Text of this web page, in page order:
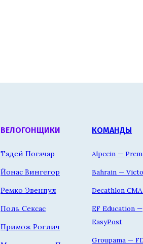
ВЕЛОГОНЩИКИ
Тадей Погачар
Йонас Вингегор
Ремко Эвенпул
Поль Сексас
Примож Роглич
КОМАНДЫ
Alpecin —
Bahrain —
Decathlon
EF Education —
EasyPost
Groupama —